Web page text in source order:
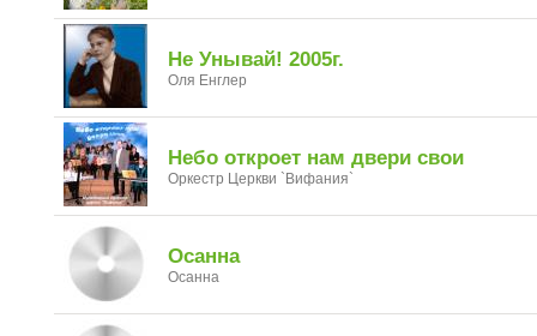
Не Унывай! 2005г.
Оля Енглер
Небо откроет нам двери свои
Оркестр Церкви `Вифания`
Осанна
Осанна